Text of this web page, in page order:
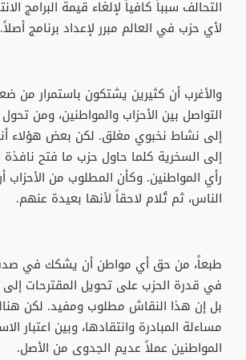
التحالف سبباً كافياً لإلغاء قيمة البرامج
لأي حزب في العالم مبرر لإعداد برنامج أصلاً.
والأغرب أن كثيرين يشتكون باستمرار من
التواصل بين الأحزاب والمواطنين، ومن
إلى نشاط نخبوي مغلق. لكن بعض هؤلاء
إلى السخرية كلما حاول حزب ما فتح نافذة
رأي المواطنين. وكأن المطلوب من
الناس، ثم تُلام لاحقاً لأنها بعيدة عنهم.
طبعاً، من حق أي مواطن أن يشكك في
في قدرة الحزب على تحويل المقترحات
بل إن هذا النقاش مطلوب ومفيد. لكن
مساءلة المبادرة وانتقادها، وبين اعتبار
المواطنين عملاً عديم الجدوى من الأصل.